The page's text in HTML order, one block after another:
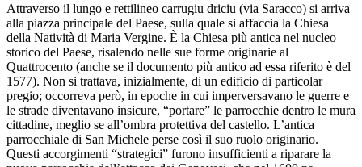
Attraverso il lungo e rettilineo carrugiu driciu (via Saracco) si arriva
alla piazza principale del Paese, sulla quale si affaccia la Chiesa
della Natività di Maria Vergine. È la Chiesa più antica nel nucleo
storico del Paese, risalendo nelle sue forme originarie al
Quattrocento (anche se il documento più antico ad essa riferito è del
1577). Non si trattava, inizialmente, di un edificio di particolar
pregio; occorreva però, in epoche in cui imperversavano le guerre e
le strade diventavano insicure, “portare” le parrocchie dentro le mura
cittadine, meglio se all’ombra protettiva del castello. L’antica
parrocchiale di San Michele perse così il suo ruolo originario.
Questi accorgimenti “strategici” furono insufficienti a riparare la